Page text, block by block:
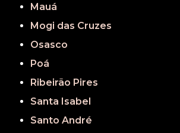
Mauá
Mogi das Cruzes
Osasco
Poá
Ribeirão Pires
Santa Isabel
Santo André